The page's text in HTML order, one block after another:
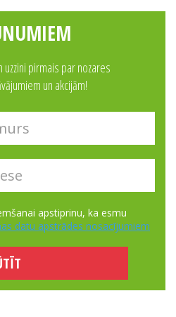
pirmais par nozares
un akcijām!
apstiprinu, ka esmu
datu apstrādes nosacījumiem